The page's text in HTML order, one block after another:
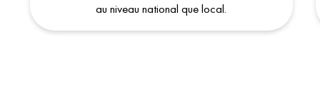
au niveau national que local.